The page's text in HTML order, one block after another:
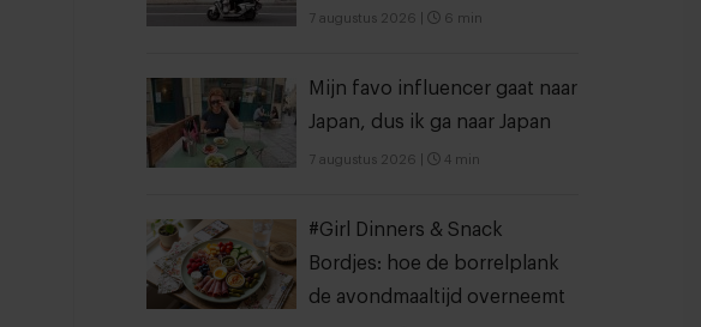
7 augustus 2026 6 min
Mijn favo influencer gaat naar
Japan, dus ik ga naar Japan
7 augustus 2026 4 min
#Girl Dinners & Snack
Bordjes: hoe de borrelplank
de avondmaaltijd overneemt